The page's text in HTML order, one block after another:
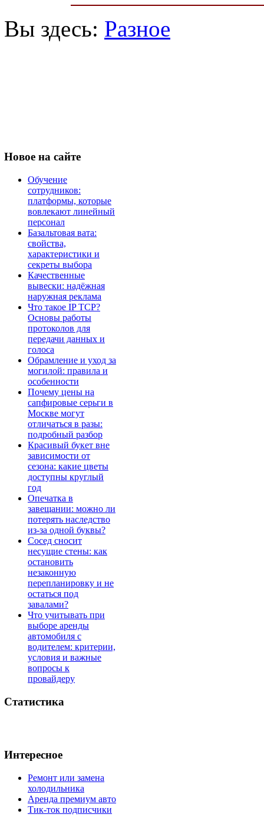
Вы здесь: Разное
Новое на сайте
Обучение
сотрудников:
платформы, которые
вовлекают линейный
персонал
Базальтовая вата:
свойства,
характеристики и
секреты выбора
Качественные
вывески: надёжная
наружная реклама
Что такое IP TCP?
Основы работы
протоколов для
передачи данных и
голоса
Обрамление и уход за
могилой: правила и
особенности
Почему цены на
сапфировые серьги в
Москве могут
отличаться в разы:
подробный разбор
Красивый букет вне
зависимости от
сезона: какие цветы
доступны круглый
год
Опечатка в
завещании: можно ли
потерять наследство
из-за одной буквы?
Сосед сносит
несущие стены: как
остановить
незаконную
перепланировку и не
остаться под
завалами?
Что учитывать при
выборе аренды
автомобиля с
водителем: критерии,
условия и важные
вопросы к
провайдеру
Статистика
Интересное
Ремонт или замена
холодильника
Аренда премиум авто
Тик-ток подписчики